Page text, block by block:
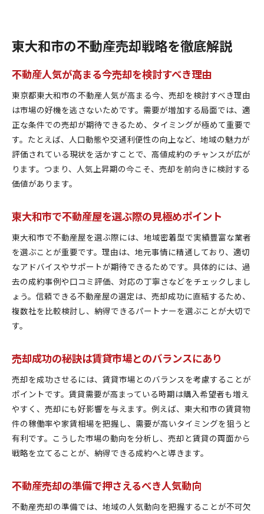
東大和市の不動産売却戦略を徹底解説
不動産人気が高まる今売却を検討すべき理由
東京都東大和市の不動産人気が高まる今、売却を検討すべき理由
は市場の好機を逃さないためです。需要が増加する局面では、適
正な条件での売却が期待できるため、タイミングが極めて重要で
す。たとえば、人口動態や交通利便性の向上など、地域の魅力が
評価されている現状を活かすことで、高値成約のチャンスが広が
ります。つまり、人気上昇期の今こそ、売却を前向きに検討する
価値があります。
東大和市で不動産屋を選ぶ際の見極めポイント
東大和市で不動産屋を選ぶ際には、地域密着型で実績豊富な業者
を選ぶことが重要です。理由は、地元事情に精通しており、適切
なアドバイスやサポートが期待できるためです。具体的には、過
去の成約事例や口コミ評価、対応の丁寧さなどをチェックしまし
ょう。信頼できる不動産屋の選定は、売却成功に直結するため、
複数社を比較検討し、納得できるパートナーを選ぶことが大切で
す。
売却成功の秘訣は賃貸市場とのバランスにあり
売却を成功させるには、賃貸市場とのバランスを考慮することが
ポイントです。賃貸需要が高まっている時期は購入希望者も増え
やすく、売却にも好影響を与えます。例えば、東大和市の賃貸物
件の稼働率や家賃相場を把握し、需要が高いタイミングを狙うと
有利です。こうした市場の動向を分析し、売却と賃貸の両面から
戦略を立てることが、納得できる成約へと導きます。
不動産売却の準備で押さえるべき人気動向
不動産売却の準備では、地域の人気動向を把握することが不可欠